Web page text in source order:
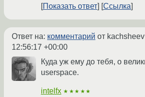
Показать ответ
Ссылка
Ответ на: комментарий от kachsheev
12:56:17 +00:00
Куда уж ему до тебя, о
userspace.
intelfx ★★★★★